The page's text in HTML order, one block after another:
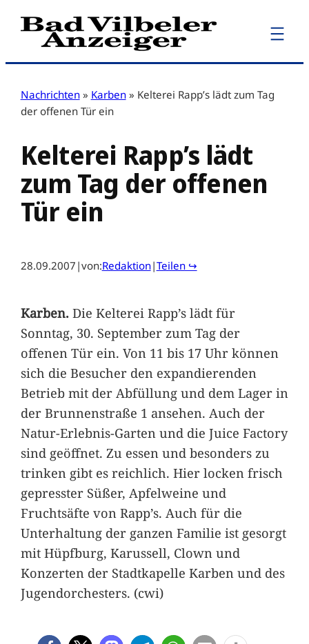
Zum
Inhalt
Nachrichten » Karben » Kelterei Rapp’s lädt zum Tag
der offenen Tür ein
Kelterei Rapp’s lädt
zum Tag der offenen
Tür ein
28.09.2007 |von:Redaktion|Teilen ↪
Karben.Die Kelterei Rapp’s lädt für
Sonntag, 30. September zum Tag der
offenen Tür ein. Von 11 bis 17 Uhr können
sich die Besucher den expandierenden
Betrieb mit der Abfüllung und dem Lager in
der Brunnenstraße 1 ansehen. Auch der
Natur-Erlebnis-Garten und die Juice Factory
sind geöffnet. Zu essen und besonders zu
trinken gibt es reichlich. Hier locken frisch
gepresster Süßer, Apfelweine und
Fruchtsäfte von Rapp’s. Auch für die
Unterhaltung der ganzen Familie ist gesorgt
mit Hüpfburg, Karussell, Clown und
Konzerten der Stadtkapelle Karben und des
Jugendorchesters. (cwi)